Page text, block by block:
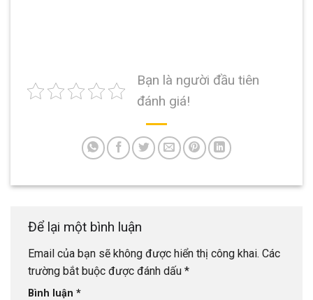
Bạn là người đầu tiên
đánh giá!
Để lại một bình luận
Email của bạn sẽ không được hiển thị công khai. Các
trường bắt buộc được đánh dấu *
Bình luận *